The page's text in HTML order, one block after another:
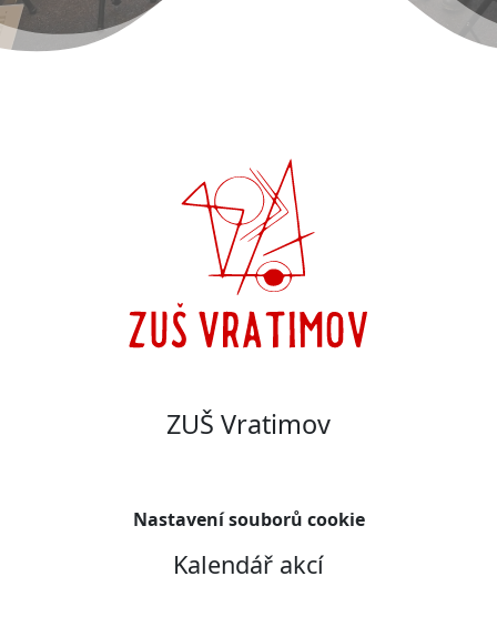
ZUŠ Vratimov
Nastavení souborů cookie
Kalendář akcí